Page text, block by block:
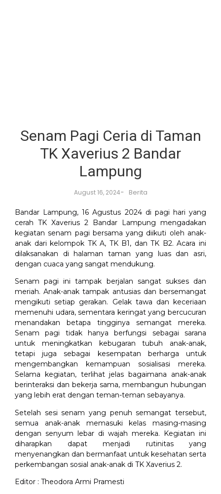
Senam Pagi Ceria di Taman
TK Xaverius 2 Bandar
Lampung
August 16, 2024- Berita
Bandar Lampung, 16 Agustus 2024 di pagi hari yang
cerah TK Xaverius 2 Bandar Lampung mengadakan
kegiatan senam pagi bersama yang diikuti oleh anak-
anak dari kelompok TK A, TK B1, dan TK B2. Acara ini
dilaksanakan di halaman taman yang luas dan asri,
dengan cuaca yang sangat mendukung.
Senam pagi ini tampak berjalan sangat sukses dan
meriah. Anak-anak tampak antusias dan bersemangat
mengikuti setiap gerakan. Gelak tawa dan keceriaan
memenuhi udara, sementara keringat yang bercucuran
menandakan betapa tingginya semangat mereka.
Senam pagi tidak hanya berfungsi sebagai sarana
untuk meningkatkan kebugaran tubuh anak-anak,
tetapi juga sebagai kesempatan berharga untuk
mengembangkan kemampuan sosialisasi mereka.
Selama kegiatan, terlihat jelas bagaimana anak-anak
berinteraksi dan bekerja sama, membangun hubungan
yang lebih erat dengan teman-teman sebayanya.
Setelah sesi senam yang penuh semangat tersebut,
semua anak-anak memasuki kelas masing-masing
dengan senyum lebar di wajah mereka. Kegiatan ini
diharapkan dapat menjadi rutinitas yang
menyenangkan dan bermanfaat untuk kesehatan serta
perkembangan sosial anak-anak di TK Xaverius 2.
Editor : Theodora Armi Pramesti